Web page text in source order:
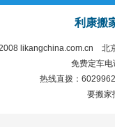
利康搬
likangchina.com.cn 北
免费定车
热线直拨：
要搬家